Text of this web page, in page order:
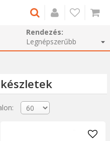
Rendezés: